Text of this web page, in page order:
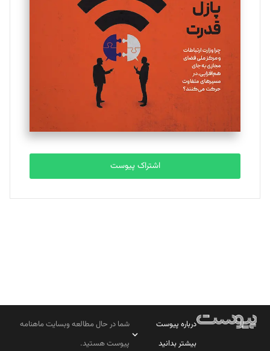
یسنا امان‌پور
تحریریه
ملینا جعفری
تحریریه
مصطفی مسجدی آرانی
تحریریه
بابک نقاش
تحریریه
اشتراک پیوست
درباره پیوست
بیشتر بدانید
شما در حال مطالعه وبسایت ماهنامه
پیوست هستید.